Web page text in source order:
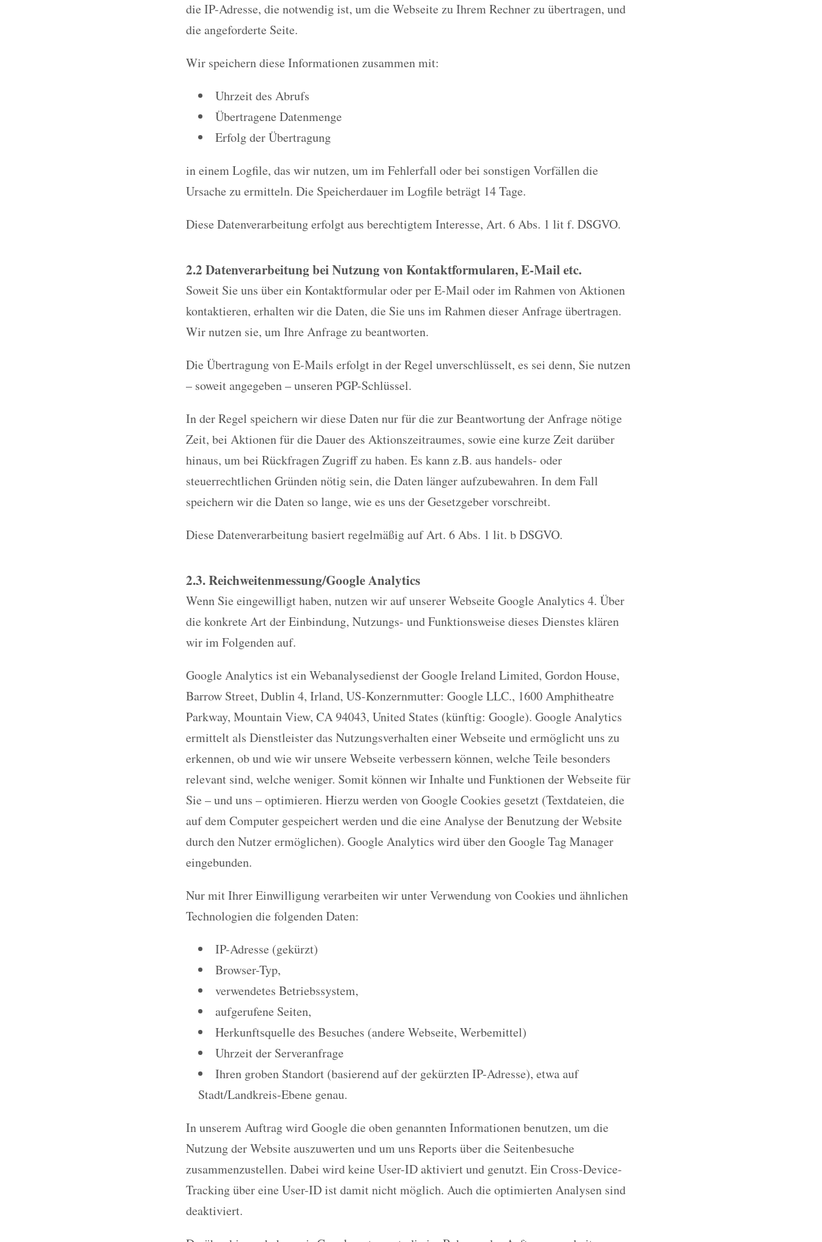
die IP-Adresse, die notwendig ist, um die Webseite zu Ihrem Rechner zu übertragen, und
die angeforderte Seite.
Wir speichern diese Informationen zusammen mit:
Uhrzeit des Abrufs
Übertragene Datenmenge
Erfolg der Übertragung
in einem Logfile, das wir nutzen, um im Fehlerfall oder bei sonstigen Vorfällen die
Ursache zu ermitteln. Die Speicherdauer im Logfile beträgt 14 Tage.
Diese Datenverarbeitung erfolgt aus berechtigtem Interesse, Art. 6 Abs. 1 lit f. DSGVO.
2.2 Datenverarbeitung bei Nutzung von Kontaktformularen, E-Mail etc.
Soweit Sie uns über ein Kontaktformular oder per E-Mail oder im Rahmen von Aktionen
kontaktieren, erhalten wir die Daten, die Sie uns im Rahmen dieser Anfrage übertragen.
Wir nutzen sie, um Ihre Anfrage zu beantworten.
Die Übertragung von E-Mails erfolgt in der Regel unverschlüsselt, es sei denn, Sie nutzen
– soweit angegeben – unseren PGP-Schlüssel.
In der Regel speichern wir diese Daten nur für die zur Beantwortung der Anfrage nötige
Zeit, bei Aktionen für die Dauer des Aktionszeitraumes, sowie eine kurze Zeit darüber
hinaus, um bei Rückfragen Zugriff zu haben. Es kann z.B. aus handels- oder
steuerrechtlichen Gründen nötig sein, die Daten länger aufzubewahren. In dem Fall
speichern wir die Daten so lange, wie es uns der Gesetzgeber vorschreibt.
Diese Datenverarbeitung basiert regelmäßig auf Art. 6 Abs. 1 lit. b DSGVO.
2.3. Reichweitenmessung/Google Analytics
Wenn Sie eingewilligt haben, nutzen wir auf unserer Webseite Google Analytics 4. Über
die konkrete Art der Einbindung, Nutzungs- und Funktionsweise dieses Dienstes klären
wir im Folgenden auf.
Google Analytics ist ein Webanalysedienst der Google Ireland Limited, Gordon House,
Barrow Street, Dublin 4, Irland, US-Konzernmutter: Google LLC., 1600 Amphitheatre
Parkway, Mountain View, CA 94043, United States (künftig: Google). Google Analytics
ermittelt als Dienstleister das Nutzungsverhalten einer Webseite und ermöglicht uns zu
erkennen, ob und wie wir unsere Webseite verbessern können, welche Teile besonders
relevant sind, welche weniger. Somit können wir Inhalte und Funktionen der Webseite für
Sie – und uns – optimieren. Hierzu werden von Google Cookies gesetzt (Textdateien, die
auf dem Computer gespeichert werden und die eine Analyse der Benutzung der Website
durch den Nutzer ermöglichen). Google Analytics wird über den Google Tag Manager
eingebunden.
Nur mit Ihrer Einwilligung verarbeiten wir unter Verwendung von Cookies und ähnlichen
Technologien die folgenden Daten:
IP-Adresse (gekürzt)
Browser-Typ,
verwendetes Betriebssystem,
aufgerufene Seiten,
Herkunftsquelle des Besuches (andere Webseite, Werbemittel)
Uhrzeit der Serveranfrage
Ihren groben Standort (basierend auf der gekürzten IP-Adresse), etwa auf
Stadt/Landkreis-Ebene genau.
In unserem Auftrag wird Google die oben genannten Informationen benutzen, um die
Nutzung der Website auszuwerten und um uns Reports über die Seitenbesuche
zusammenzustellen. Dabei wird keine User-ID aktiviert und genutzt. Ein Cross-Device-
Tracking über eine User-ID ist damit nicht möglich. Auch die optimierten Analysen sind
deaktiviert.